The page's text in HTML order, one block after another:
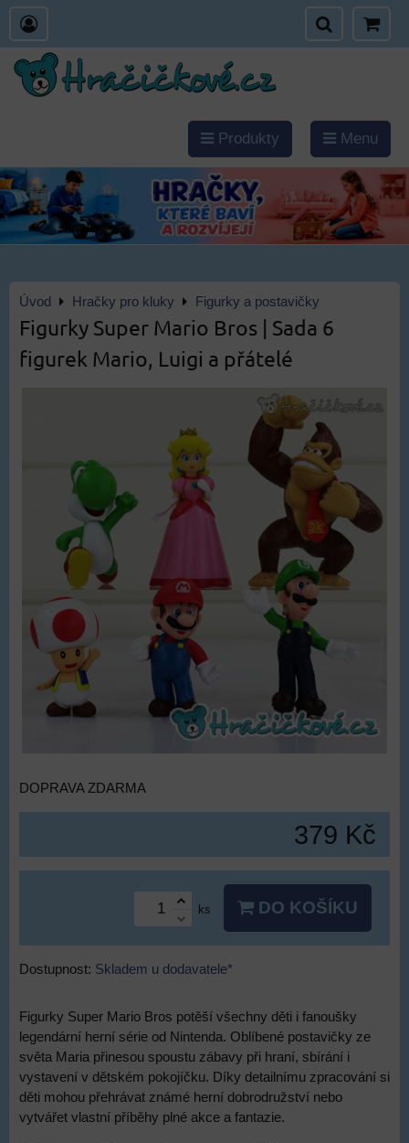
Produkty Menu
Úvod Hračky pro kluky Figurky a postavičky
Figurky Super Mario Bros | Sada 6
figurek Mario, Luigi a přátelé
DOPRAVA ZDARMA
379 Kč
ks DO KOŠÍKU
Dostupnost: Skladem u dodavatele*
Figurky Super Mario Bros potěší všechny děti i fanoušky
legendární herní série od Nintenda. Oblíbené postavičky ze
světa Maria přinesou spoustu zábavy při hraní, sbírání i
vystavení v dětském pokojíčku. Díky detailnímu zpracování si
děti mohou přehrávat známé herní dobrodružství nebo
vytvářet vlastní příběhy plné akce a fantazie.